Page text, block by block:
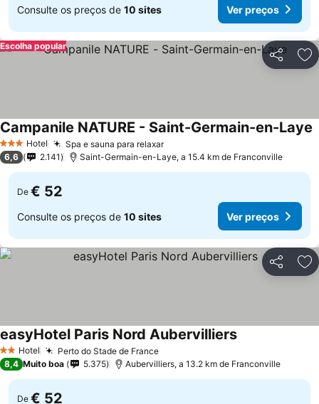
Consulte os preços de 10 sites Ver preços
Partilhar
Escolha popular
3 EstrelasHotel Spa e sauna para relaxarVer preços
Campanile NATURE - Saint-Germain-en-Laye
6,6 2.141 Saint-Germain-en-Laye, a 15.4 km de Franconville
De € 52
Consulte os preços de 10 sites Ver preços
Partilhar
2 Estrelas
Hotel Perto do Stade de FranceVer preços
easyHotel Paris Nord AubervilliersVer preços
8,4 Muito boa 5.375 Aubervilliers, a 13.2 km de Franconville
De € 52